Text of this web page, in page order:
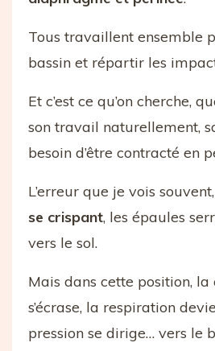
Tous travaillent ensemble
bassin et répartir les
Et c’est ce qu’on cherche,
son travail naturellement,
besoin d’être contracté en
L’erreur que je vois souvent,
se crispant, les épaules
vers le sol.
Mais dans cette position,
s’écrase, la respiration
pression se dirige… vers le